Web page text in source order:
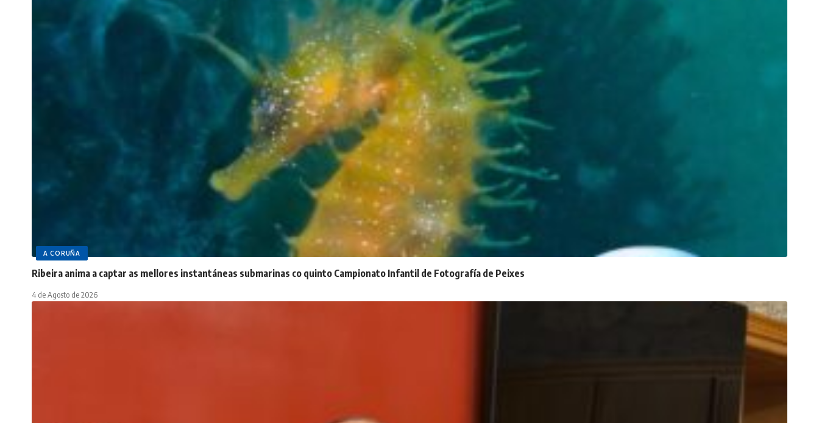
A CORUÑA
Ribeira anima a captar as mellores instantáneas submarinas co quinto Campionato Infantil de Fotografía de Peixes
4 de Agosto de 2026